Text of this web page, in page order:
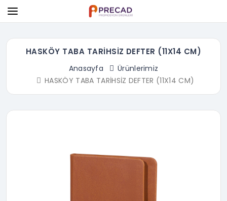
HASKÖY TABA TARİHSİZ DEFTER (11X14 CM)
Anasayfa
Ürünlerimiz
HASKÖY TABA TARİHSİZ DEFTER (11X14 CM)